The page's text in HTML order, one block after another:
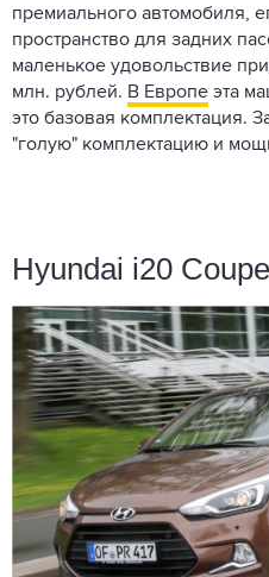
премиального автомобиля,
пространство для задних
маленькое удовольствие
млн. рублей. В Европе эта
это базовая комплектация.
"голую" комплектацию и
Hyundai i20 Coupe